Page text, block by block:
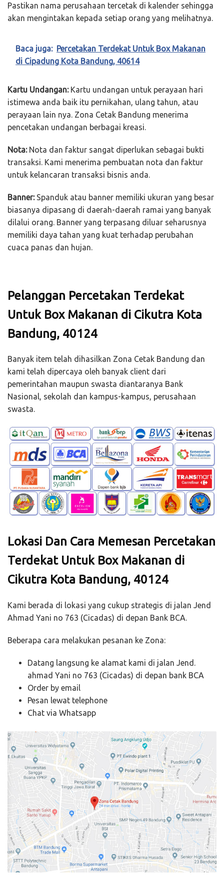
Pastikan nama perusahaan tercetak di kalender sehingga
akan mengintakan kepada setiap orang yang melihatnya.
Baca juga: Percetakan Terdekat Untuk Box Makanan
di Cipadung Kota Bandung, 40614
Kartu Undangan:Kartu undangan untuk perayaan hari
istimewa anda baik itu pernikahan, ulang tahun, atau
perayaan lain nya. Zona Cetak Bandung menerima
pencetakan undangan berbagai kreasi.
Nota:Nota dan faktur sangat diperlukan sebagai bukti
transaksi. Kami menerima pembuatan nota dan faktur
untuk kelancaran transaksi bisnis anda.
Banner:Spanduk atau banner memiliki ukuran yang besar
biasanya dipasang di daerah-daerah ramai yang banyak
dilalui orang. Banner yang terpasang diluar seharusnya
memiliki daya tahan yang kuat terhadap perubahan
cuaca panas dan hujan.
Pelanggan Percetakan Terdekat
Untuk Box Makanan di Cikutra Kota
Bandung, 40124
Banyak item telah dihasilkan Zona Cetak Bandung dan
kami telah dipercaya oleh banyak client dari
pemerintahan maupun swasta diantaranya Bank
Nasional, sekolah dan kampus-kampus, perusahaan
swasta.
Lokasi Dan Cara Memesan Percetakan
Terdekat Untuk Box Makanan di
Cikutra Kota Bandung, 40124
Kami berada di lokasi yang cukup strategis di jalan Jend
Ahmad Yani no 763 (Cicadas) di depan Bank BCA.
Beberapa cara melakukan pesanan ke Zona:
Datang langsung ke alamat kami di jalan Jend.
ahmad Yani no 763 (Cicadas) di depan bank BCA
Order by email
Pesan lewat telephone
Chat via Whatsapp